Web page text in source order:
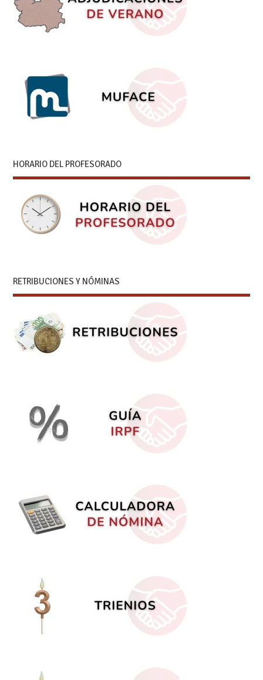
HORARIO DEL PROFESORADO
RETRIBUCIONES Y NÓMINAS